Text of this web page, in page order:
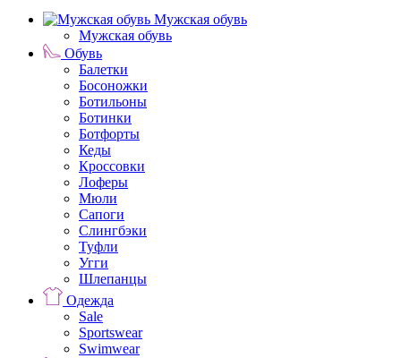
Мужская обувь
Мужская обувь
Обувь
Балетки
Босоножки
Ботильоны
Ботинки
Ботфорты
Кеды
Кроссовки
Лоферы
Мюли
Сапоги
Слингбэки
Туфли
Угги
Шлепанцы
Одежда
Sale
Sportswear
Swimwear